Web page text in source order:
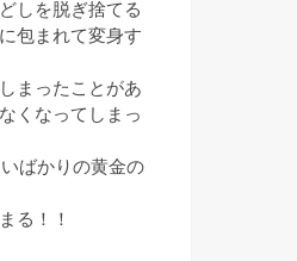
しを脱ぎ捨てる
包まれて変身す
まったことがあ
くなってしまっ
ばかりの黄金の
る！！